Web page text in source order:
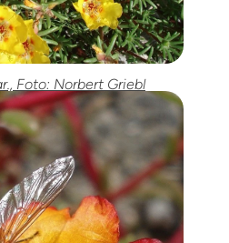
Foto: Norbert Griebl